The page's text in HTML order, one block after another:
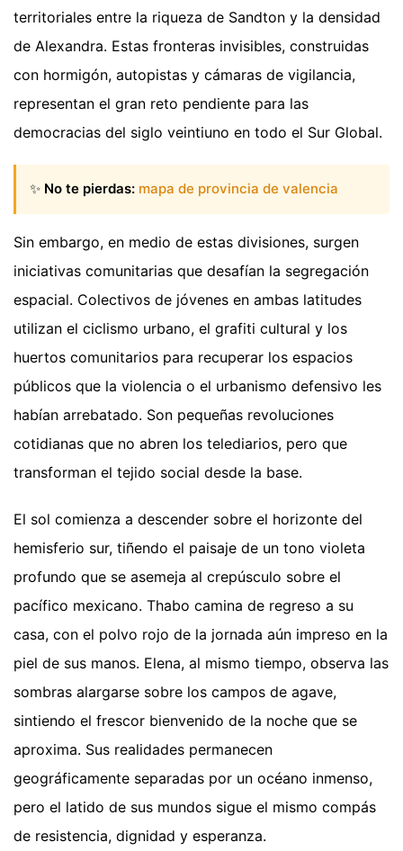
territoriales entre la riqueza de Sandton y la densidad
de Alexandra. Estas fronteras invisibles, construidas
con hormigón, autopistas y cámaras de vigilancia,
representan el gran reto pendiente para las
democracias del siglo veintiuno en todo el Sur Global.
✨ No te pierdas: mapa de provincia de valencia
Sin embargo, en medio de estas divisiones, surgen
iniciativas comunitarias que desafían la segregación
espacial. Colectivos de jóvenes en ambas latitudes
utilizan el ciclismo urbano, el grafiti cultural y los
huertos comunitarios para recuperar los espacios
públicos que la violencia o el urbanismo defensivo les
habían arrebatado. Son pequeñas revoluciones
cotidianas que no abren los telediarios, pero que
transforman el tejido social desde la base.
El sol comienza a descender sobre el horizonte del
hemisferio sur, tiñendo el paisaje de un tono violeta
profundo que se asemeja al crepúsculo sobre el
pacífico mexicano. Thabo camina de regreso a su
casa, con el polvo rojo de la jornada aún impreso en la
piel de sus manos. Elena, al mismo tiempo, observa las
sombras alargarse sobre los campos de agave,
sintiendo el frescor bienvenido de la noche que se
aproxima. Sus realidades permanecen
geográficamente separadas por un océano inmenso,
pero el latido de sus mundos sigue el mismo compás
de resistencia, dignidad y esperanza.